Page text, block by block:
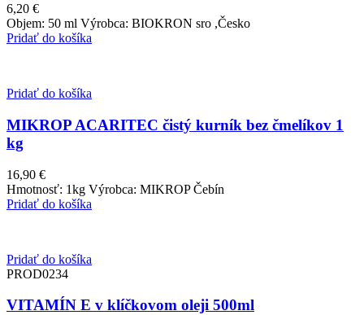
6,20 €
Objem: 50 ml Výrobca: BIOKRON sro ,Česko
Pridať do košíka
Pridať do košíka
MIKROP ACARITEC čistý kurník bez čmelíkov 1
kg
16,90 €
Hmotnosť: 1kg Výrobca: MIKROP Čebín
Pridať do košíka
Pridať do košíka
PROD0234
VITAMÍN E v klíčkovom oleji 500ml